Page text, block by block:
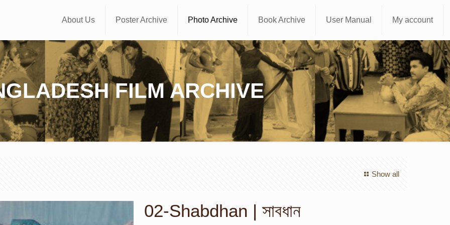
About Us Poster Archive Photo Archive Book Archive User Manual My account
FILM ARCHIVE
Show all
02-Shabdhan | সাবধান